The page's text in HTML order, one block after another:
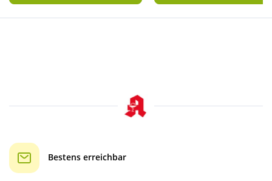
Bestens erreichbar